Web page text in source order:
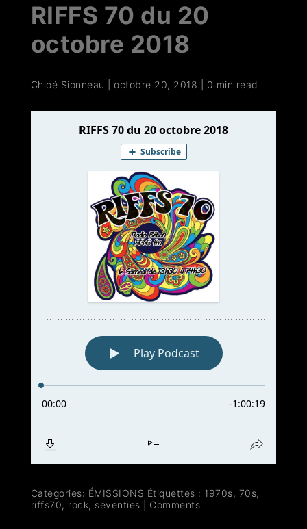
RIFFS 70 du 20
octobre 2018
Chloé Sionneau |octobre 20, 2018 0 min read
Categories: ÉMISSIONS Étiquettes : 1970s, 70s,
riffs70, rock, seventies Comments